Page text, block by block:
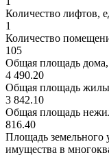
Количество лифтов,
1
Количество
105
Общая площадь дома,
4 490.20
Общая площадь
3 842.10
Общая площадь
816.40
Площадь земельного
имущества в